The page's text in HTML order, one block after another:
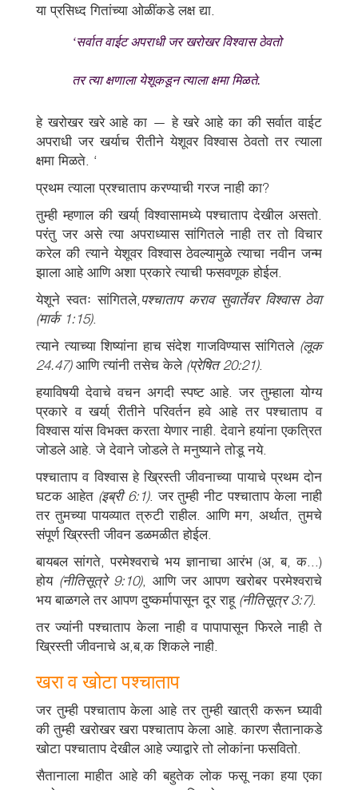
या प्रसिध्द गितांच्या ओळींकडे लक्ष द्या.
‘सर्वात वाईट अपराधी जर खरोखर विश्वास ठेवतो
तर त्या क्षणाला येशूकडून त्याला क्षमा मिळते.
हे खरोखर खरे आहे का — हे खरे आहे का की सर्वात वाईट
अपराधी जर खर्याच रीतीने येशूवर विश्वास ठेवतो तर त्याला
क्षमा मिळते. ‘
प्रथम त्याला प्रश्चाताप करण्याची गरज नाही का?
तुम्ही म्हणाल की खर्या् विश्वासामध्ये पश्चाताप देखील असतो.
परंतु जर असे त्या अपराध्यास सांगितले नाही तर तो विचार
करेल की त्याने येशूवर विश्वास ठेवल्यामुळे त्याचा नवीन जन्म
झाला आहे आणि अशा प्रकारे त्याची फसवणूक होईल.
येशूने स्वतः सांगितले, पश्चाताप कराव सुवार्तेवर विश्वास ठेवा
(मार्क 1:15).
त्याने त्याच्या शिष्यांना हाच संदेश गाजविण्यास सांगितले (लूक
24.47)आणि त्यांनी तसेच केले (प्रेषित 20:21).
हयाविषयी देवाचे वचन अगदी स्पष्ट आहे. जर तुम्हाला योग्य
प्रकारे व खर्या् रीतीने परिवर्तन हवे आहे तर पश्चाताप व
विश्वास यांस विभक्त करता येणार नाही. देवाने हयांना एकत्रित
जोडले आहे. जे देवाने जोडले ते मनुष्याने तोडू नये.
पश्चाताप व विश्वास हे ख्रिस्ती जीवनाच्या पायाचे प्रथम दोन
घटक आहेत (इब्री 6:1). जर तुम्ही नीट पश्चाताप केला नाही
तर तुमच्या पायव्यात त्रुटी राहील. आणि मग, अर्थात, तुमचे
संपूर्ण ख्रिस्ती जीवन डळमळीत होईल.
बायबल सांगते, परमेश्वराचे भय ज्ञानाचा आरंभ (अ, ब, क...)
होय (नीतिसूत्रे 9:10), आणि जर आपण खरोबर परमेश्वराचे
भय बाळगले तर आपण दुष्कर्मापासून दूर राहू (नीतिसूत्र 3:7).
तर ज्यांनी पश्चाताप केला नाही व पापापासून फिरले नाही ते
ख्रिस्ती जीवनाचे अ,ब,क शिकले नाही.
खरा व खोटा पश्चाताप
जर तुम्ही पश्चाताप केला आहे तर तुम्ही खात्री करून घ्यावी
की तुम्ही खरोखर खरा पश्चाताप केला आहे. कारण सैतानाकडे
खोटा पश्चाताप देखील आहे ज्याद्वारे तो लोकांना फसवितो.
सैतानाला माहीत आहे की बहुतेक लोक फसू नका हया एका